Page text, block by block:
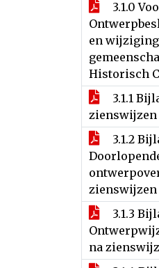
3.1.0
en
Historisch
3.1.1
zienswijzen
3.1.2
zienswijzen
3.1.3
na